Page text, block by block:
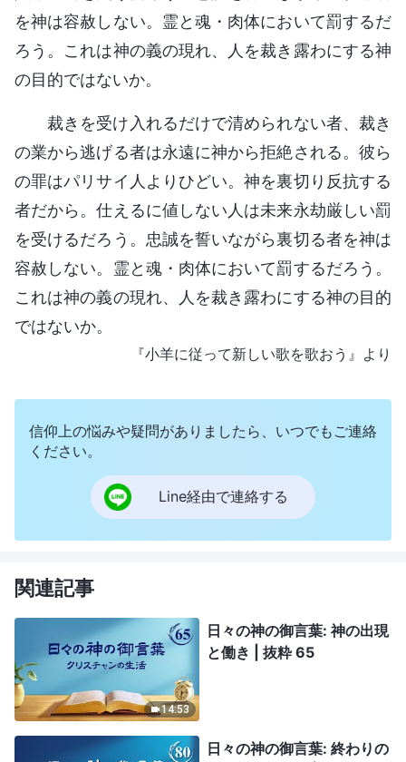
を神は容赦しない。霊と魂・肉体において罰するだ
ろう。これは神の義の現れ、人を裁き露わにする神
の目的ではないか。
裁きを受け入れるだけで清められない者、裁き
の業から逃げる者は永遠に神から拒絶される。彼ら
の罪はパリサイ人よりひどい。神を裏切り反抗する
者だから。仕えるに値しない人は未来永劫厳しい罰
を受けるだろう。忠誠を誓いながら裏切る者を神は
容赦しない。霊と魂・肉体において罰するだろう。
これは神の義の現れ、人を裁き露わにする神の目的
ではないか。
『小羊に従って新しい歌を歌おう』より
信仰上の悩みや疑問がありましたら、いつでもご連絡
ください。
Line経由で連絡する
関連記事
14:53
日々の神の御言葉: 神の出現
と働き | 抜粋 65
日々の神の御言葉: 終わりの